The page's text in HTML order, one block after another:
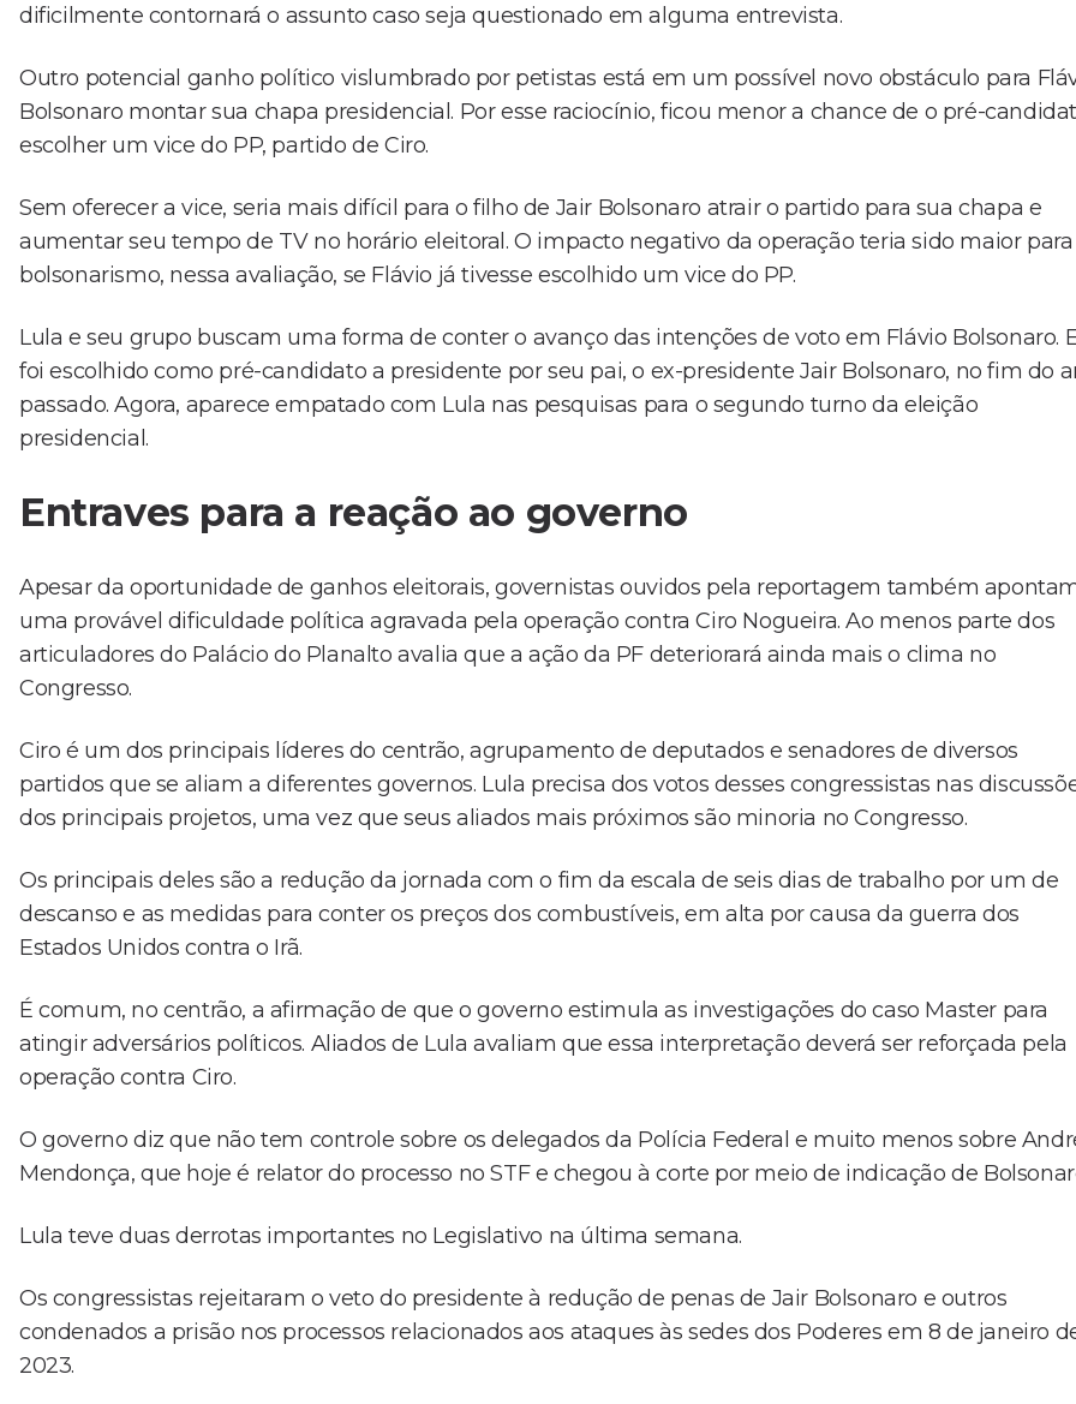
dificilmente contornará o assunto caso seja questionado em alguma entrevista.
Outro potencial ganho político vislumbrado por petistas está em um possível novo obstáculo para
Bolsonaro montar sua chapa presidencial. Por esse raciocínio, ficou menor a chance de o pré-
escolher um vice do PP, partido de Ciro.
Sem oferecer a vice, seria mais difícil para o filho de Jair Bolsonaro atrair o partido para sua chapa e
aumentar seu tempo de TV no horário eleitoral. O impacto negativo da operação teria sido maior
bolsonarismo, nessa avaliação, se Flávio já tivesse escolhido um vice do PP.
Lula e seu grupo buscam uma forma de conter o avanço das intenções de voto em Flávio Bolsonaro.
foi escolhido como pré-candidato a presidente por seu pai, o ex-presidente Jair Bolsonaro, no fim do
passado. Agora, aparece empatado com Lula nas pesquisas para o segundo turno da eleição
presidencial.
Entraves para a reação ao governo
Apesar da oportunidade de ganhos eleitorais, governistas ouvidos pela reportagem também
uma provável dificuldade política agravada pela operação contra Ciro Nogueira. Ao menos parte dos
articuladores do Palácio do Planalto avalia que a ação da PF deteriorará ainda mais o clima no
Congresso.
Ciro é um dos principais líderes do centrão, agrupamento de deputados e senadores de diversos
partidos que se aliam a diferentes governos. Lula precisa dos votos desses congressistas nas
dos principais projetos, uma vez que seus aliados mais próximos são minoria no Congresso.
Os principais deles são a redução da jornada com o fim da escala de seis dias de trabalho por um de
descanso e as medidas para conter os preços dos combustíveis, em alta por causa da guerra dos
Estados Unidos contra o Irã.
É comum, no centrão, a afirmação de que o governo estimula as investigações do caso Master para
atingir adversários políticos. Aliados de Lula avaliam que essa interpretação deverá ser reforçada pela
operação contra Ciro.
O governo diz que não tem controle sobre os delegados da Polícia Federal e muito menos sobre
Mendonça, que hoje é relator do processo no STF e chegou à corte por meio de indicação de
Lula teve duas derrotas importantes no Legislativo na última semana.
Os congressistas rejeitaram o veto do presidente à redução de penas de Jair Bolsonaro e outros
condenados a prisão nos processos relacionados aos ataques às sedes dos Poderes em 8 de janeiro
2023.